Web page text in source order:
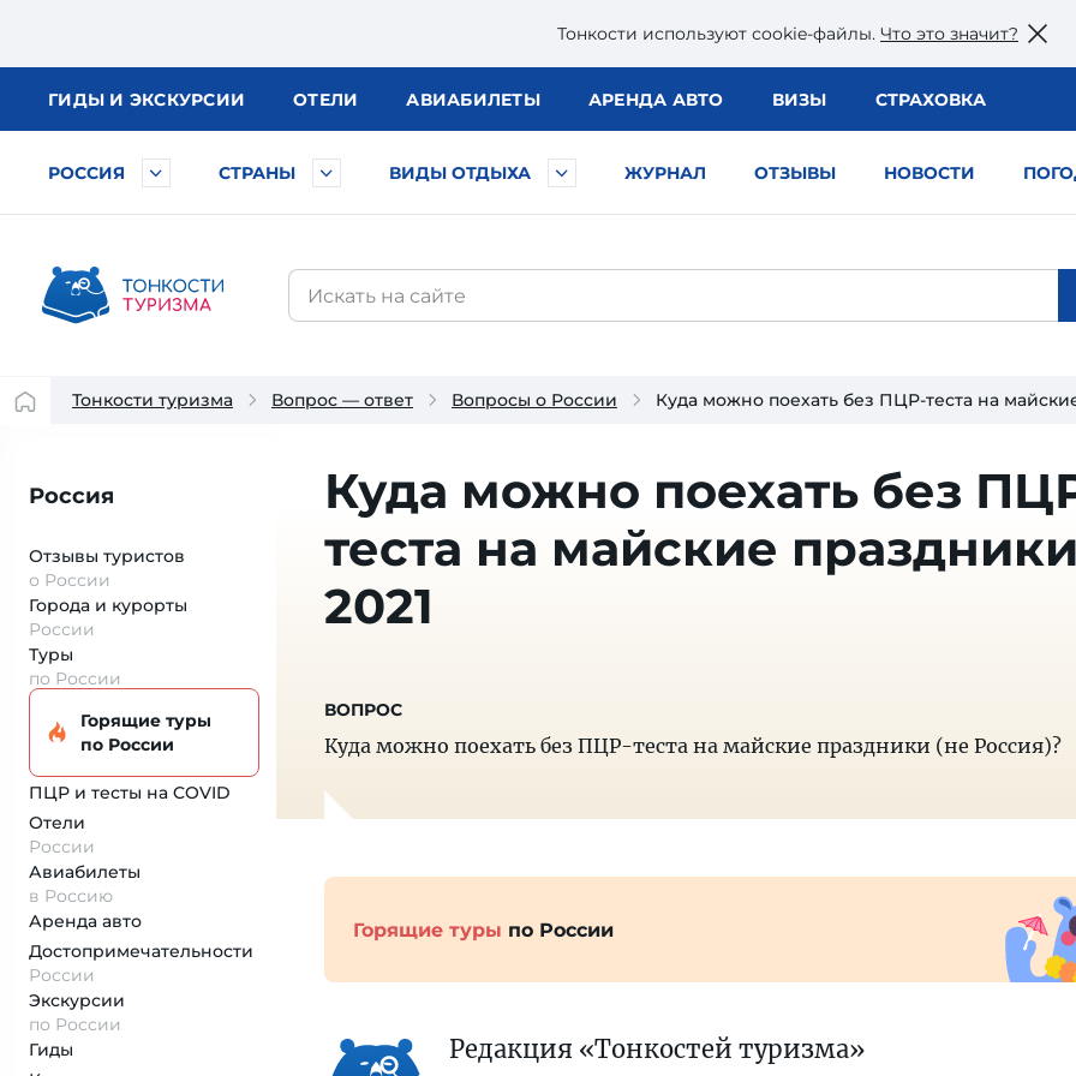
Тонкости используют сookie-файлы. Что это значит?
ГИДЫ И ЭКСКУРСИИ ОТЕЛИ АВИАБИЛЕТЫ АРЕНДА АВТО ВИЗЫ СТРАХОВКА
РОССИЯ СТРАНЫ ВИДЫ ОТДЫХА ЖУРНАЛ ОТЗЫВЫ НОВОСТИ
Тонкости туризма Вопрос — ответ Вопросы о России Куда можно поехать без ПЦР-теста на
Россия
Отзывы туристов
о России
Города и курорты
России
Туры
по России
Горящие туры
по России
ПЦР и тесты на COVID
Отели
России
Авиабилеты
в Россию
Аренда авто
Достопримеча­тельности
России
Экскурсии
по России
Гиды
Куда можно поехать без
теста на майские
2021
Куда можно поехать без ПЦР-теста на майские праздники (не Россия)?
Горящие туры по России
Редакция «Тонкостей туризма»